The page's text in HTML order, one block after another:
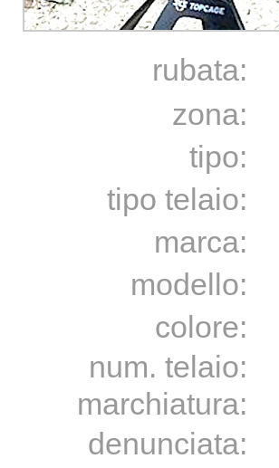
rubata:
zona:
tipo:
tipo telaio:
marca:
modello:
colore:
num. telaio:
marchiatura:
denunciata: